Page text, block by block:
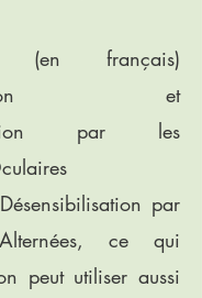
français)
et
par les
par
ce qui
peut utiliser aussi